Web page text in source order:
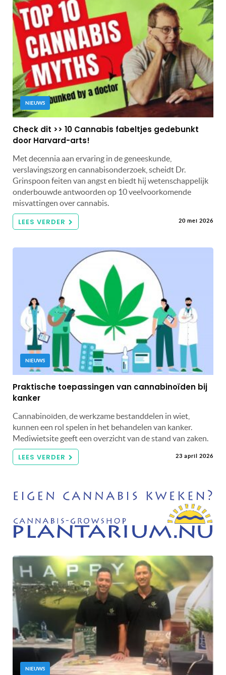
NIEUWS
Check dit >> 10 Cannabis fabeltjes gedebunkt
door Harvard-arts!
Met decennia aan ervaring in de geneeskunde,
verslavingszorg en cannabisonderzoek, scheidt Dr.
Grinspoon feiten van angst en biedt hij wetenschappelijk
onderbouwde antwoorden op 10 veelvoorkomende
misvattingen over cannabis.
LEES VERDER 20 mei 2026
NIEUWS
Praktische toepassingen van cannabinoïden bij
kanker
Cannabinoïden, de werkzame bestanddelen in wiet,
kunnen een rol spelen in het behandelen van kanker.
Mediwietsite geeft een overzicht van de stand van zaken.
LEES VERDER 23 april 2026
NIEUWS